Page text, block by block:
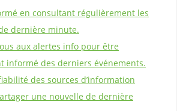
en consultant régulièrement les
dernière minute.
aux alertes info pour être
informé des derniers événements.
des sources d’information
une nouvelle de dernière